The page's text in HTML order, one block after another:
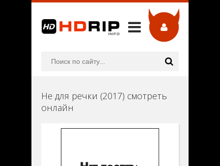
Не для речки (2017) смотреть
онлайн